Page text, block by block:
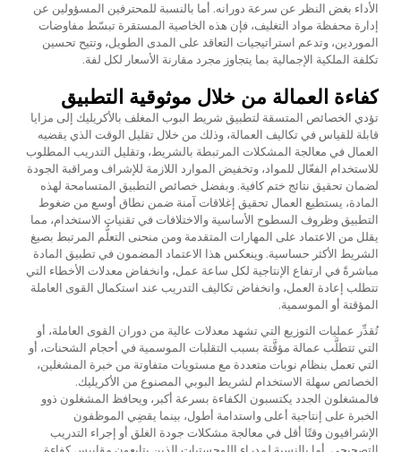
الأداء بغض النظر عن سرعة دورانه. أما بالنسبة للمحترفين المسؤولين عن
إدارة محفظة مواد التغليف، فإن هذه الخاصية المستقرة تبسّط مفاوضات
الموردين، وتدعم استراتيجيات التعاقد على المدى الطويل، وتتيح تحسين
تكلفة الملكية الإجمالية بما يتجاوز مجرد مقارنة الأسعار لكل لفة.
كفاءة العمالة من خلال موثوقية التطبيق
تؤدي الخصائص المتسقة لتطبيق شريط البوب المغلف بالأكريليك إلى مزايا
قابلة للقياس في تكاليف العمالة، وذلك من خلال تقليل الوقت الذي يقضيه
العمال في معالجة المشكلات المرتبطة بالشريط، وتقليل التدريب المطلوب
للاستخدام الفعّال للمواد، وتخفيض الموارد اللازمة للإشراف ومراقبة الجودة
لضمان تحقيق نتائج ختم كافية. وبفضل خصائص التطبيق المتسامحة لهذه
المادة، يستطيع العمال تحقيق إغلاقات آمنة ضمن نطاق أوسع من ضغوط
التطبيق وظروف السطوح الأساسية والاختلافات في تقنيات الاستخدام، مما
يقلل من الاعتماد على المهارات المتقدمة ومن منحنى التعلُّم المرتبط بصيغ
الشريط الأكثر حساسية. وينعكس هذا الاعتماد المضمون في تطبيق المادة
مباشرةً في ارتفاع الإنتاجية لكل ساعة عمل، وانخفاض معدلات الأخطاء التي
تتطلب إعادة العمل، وانخفاض تكاليف التدريب عند استكمال القوى العاملة
المؤقتة أو الموسمية.
تُقدِّر عمليات التوزيع التي تشهد معدلات عالية من دوران القوى العاملة، أو
التي تتطلَّب عمالة مؤقَّتة بسبب التقلبات الموسمية في أحجام الشحنات، أو
التي تعمل بنظام نوبات متعددة مع مستويات متفاوتة من خبرة المشغلين،
الخصائص سهلة الاستخدام لشريط البوبي المصنوع من الأكريليك.
فالمشغلون الجدد يكتسبون الكفاءة بسرعة أكبر، ويحافظ المشغلون ذوو
الخبرة على إنتاجية أعلى واستدامة أطول، بينما يقضِي الموظفون
الإشرافيون وقتًا أقل في معالجة مشكلات جودة الغلق أو إجراء التدريب